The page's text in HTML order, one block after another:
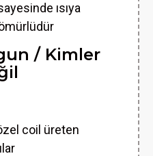
ısıya
/ Kimler
coil üreten